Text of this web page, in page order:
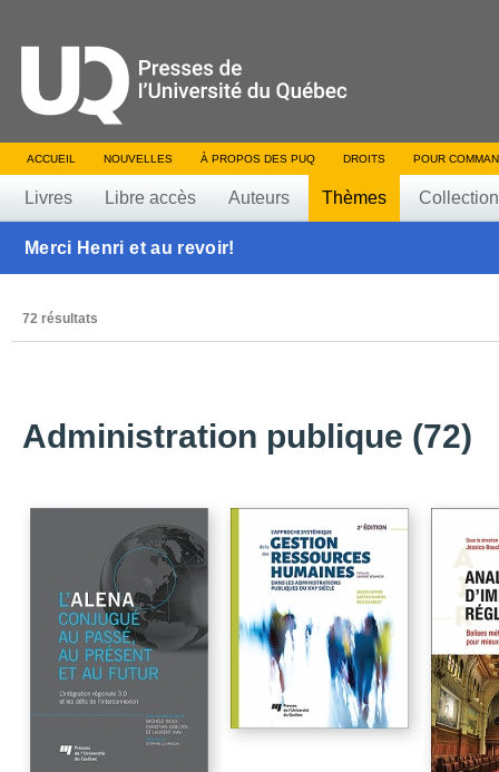
ACCUEIL NOUVELLES À PROPOS DES PUQ DROITS POUR
Livres Libre accès Auteurs Thèmes
Merci Henri et au revoir!
72 résultats
Administration publique (72)